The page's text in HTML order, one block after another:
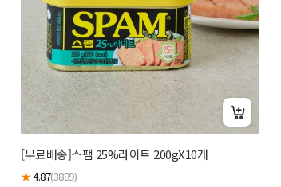
[무료배송]스팸 25%라이트 200gX10개
★4.87(3889)